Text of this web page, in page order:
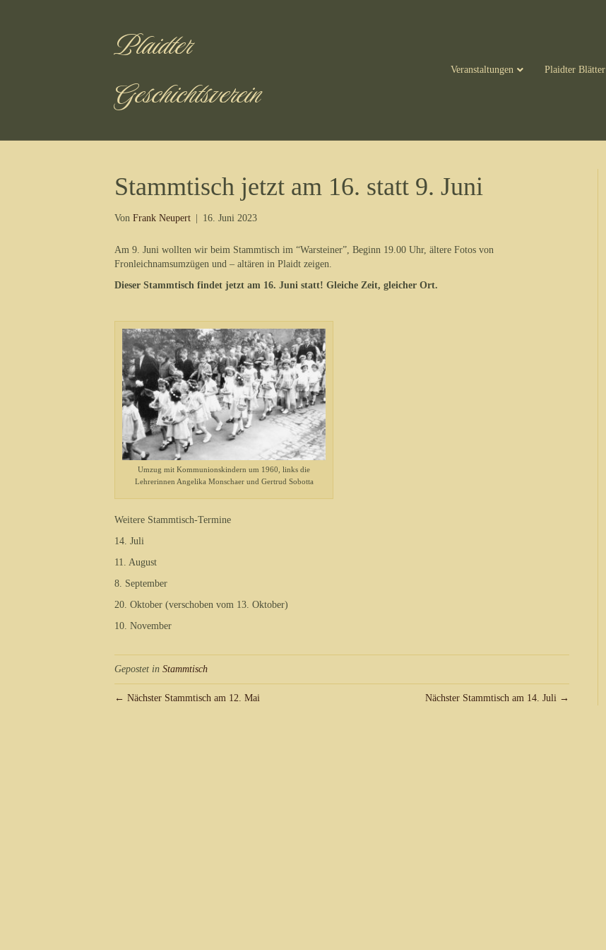
Plaidter
Geschichtsverein
Veranstaltungen Plaidter Blätter
Stammtisch jetzt am 16. statt 9. Juni
Von Frank Neupert 16. Juni 2023
Am 9. Juni wollten wir beim Stammtisch im “Warsteiner”, Beginn 19.00 Uhr, ältere Fotos von
Fronleichnamsumzügen und – altären in Plaidt zeigen.
Dieser Stammtisch findet jetzt am 16. Juni statt! Gleiche Zeit, gleicher Ort.
Umzug mit Kommunionskindern um 1960, links die
Lehrerinnen Angelika Monschaer und Gertrud Sobotta
Weitere Stammtisch-Termine
14. Juli
11. August
8. September
20. Oktober (verschoben vom 13. Oktober)
10. November
Gepostet in Stammtisch
← Nächster Stammtisch am 12. Mai Nächster Stammtisch am 14. Juli →